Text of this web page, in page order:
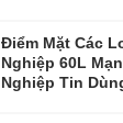
Điểm Mặt Các
Nghiệp 60L
Nghiệp Tin